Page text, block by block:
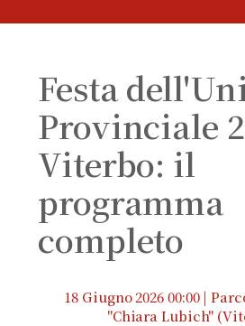
Festa
Provinciale
Viterbo: il
programma
completo
18 Giugno 2026 00:00 |
"Chiara Lubich"